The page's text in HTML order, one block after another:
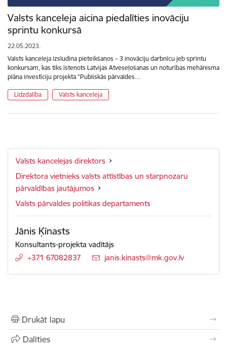
Valsts kanceleja aicina piedalīties inovāciju
sprintu konkursā
22.05.2023.
Valsts kanceleja izsludina pieteikšanos – 3 inovāciju darbnīcu jeb sprintu
konkursam, kas tiks īstenots Latvijas Atveseļošanas un noturības mehānisma
plāna investīciju projekta "Publiskās pārvaldes…
Līdzdalība Valsts kanceleja
Valsts kancelejas direktors
Direktora vietnieks valsts attīstības un starpnozaru
pārvaldības jautājumos
Valsts pārvaldes politikas departaments
Jānis Ķīnasts
Konsultants-projekta vadītājs
+371 67082837
E-pasts:
janis.kinasts@mk.gov.lv
Drukāt lapu
Dalīties